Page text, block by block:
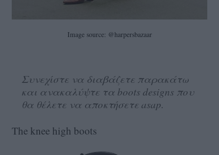
Image source: @harpersbazaar
Συνεχίστε να διαβάζετε παρακάτω
και ανακαλύψτε τα boots designs που
θα θέλετε να αποκτήσετε asap.
The knee high boots